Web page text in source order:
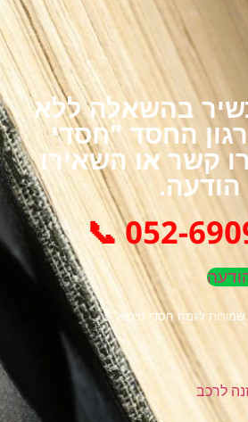
בהשאלה ללא
החסד "חסדי
קשר או השאירו
הודעה.
052-
שמורות לגמח חסדי מיכאל ©
לרכב